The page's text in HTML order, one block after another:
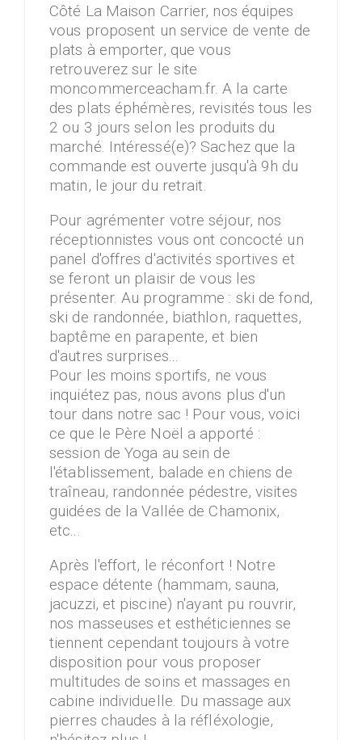
Côté La Maison Carrier, nos équipes
vous proposent un service de vente de
plats à emporter, que vous
retrouverez sur le site
moncommerceacham.fr. A la carte
des plats éphémères, revisités tous les
2 ou 3 jours selon les produits du
marché. Intéressé(e)? Sachez que la
commande est ouverte jusqu'à 9h du
matin, le jour du retrait.
Pour agrémenter votre séjour, nos
réceptionnistes vous ont concocté un
panel d'offres d'activités sportives et
se feront un plaisir de vous les
présenter. Au programme : ski de fond,
ski de randonnée, biathlon, raquettes,
baptême en parapente, et bien
d'autres surprises...
Pour les moins sportifs, ne vous
inquiétez pas, nous avons plus d'un
tour dans notre sac ! Pour vous, voici
ce que le Père Noël a apporté :
session de Yoga au sein de
l'établissement, balade en chiens de
traîneau, randonnée pédestre, visites
guidées de la Vallée de Chamonix,
etc...
Après l'effort, le réconfort ! Notre
espace détente (hammam, sauna,
jacuzzi, et piscine) n'ayant pu rouvrir,
nos masseuses et esthéticiennes se
tiennent cependant toujours à votre
disposition pour vous proposer
multitudes de soins et massages en
cabine individuelle. Du massage aux
pierres chaudes à la réfléxologie,